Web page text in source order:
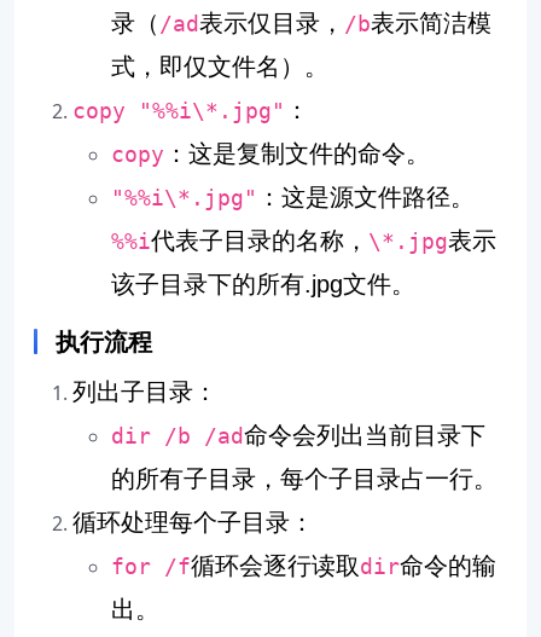
录（ /ad表示仅目录， /b表示简洁模
式，即仅文件名）。
copy "%%i\*.jpg" ：
copy ：这是复制文件的命令。
"%%i\*.jpg" ：这是源文件路径。
%%i代表子目录的名称， \*.jpg表示
该子目录下的所有.jpg文件。
执行流程
列出子目录：
dir /b /ad命令会列出当前目录下
的所有子目录，每个子目录占一行。
循环处理每个子目录：
for /f循环会逐行读取 dir命令的输
出。